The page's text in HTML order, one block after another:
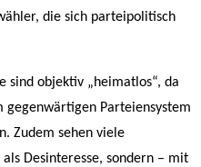
die sich parteipolitisch
sind objektiv „heimatlos“, da
gegenwärtigen Parteiensystem
Zudem sehen viele
Desinteresse, sondern – mit